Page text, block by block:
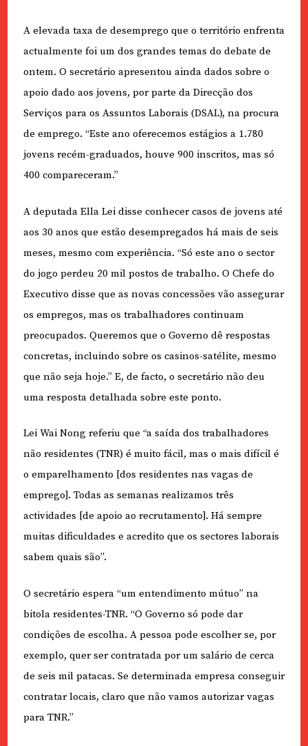
A elevada taxa de desemprego que o território enfrenta
actualmente foi um dos grandes temas do debate de
ontem. O secretário apresentou ainda dados sobre o
apoio dado aos jovens, por parte da Direcção dos
Serviços para os Assuntos Laborais (DSAL), na procura
de emprego. “Este ano oferecemos estágios a 1.780
jovens recém-graduados, houve 900 inscritos, mas só
400 compareceram.”
A deputada Ella Lei disse conhecer casos de jovens até
aos 30 anos que estão desempregados há mais de seis
meses, mesmo com experiência. “Só este ano o sector
do jogo perdeu 20 mil postos de trabalho. O Chefe do
Executivo disse que as novas concessões vão assegurar
os empregos, mas os trabalhadores continuam
preocupados. Queremos que o Governo dê respostas
concretas, incluindo sobre os casinos-satélite, mesmo
que não seja hoje.” E, de facto, o secretário não deu
uma resposta detalhada sobre este ponto.
Lei Wai Nong referiu que “a saída dos trabalhadores
não residentes (TNR) é muito fácil, mas o mais difícil é
o emparelhamento [dos residentes nas vagas de
emprego]. Todas as semanas realizamos três
actividades [de apoio ao recrutamento]. Há sempre
muitas dificuldades e acredito que os sectores laborais
sabem quais são”.
O secretário espera “um entendimento mútuo” na
bitola residentes-TNR. “O Governo só pode dar
condições de escolha. A pessoa pode escolher se, por
exemplo, quer ser contratada por um salário de cerca
de seis mil patacas. Se determinada empresa conseguir
contratar locais, claro que não vamos autorizar vagas
para TNR.”